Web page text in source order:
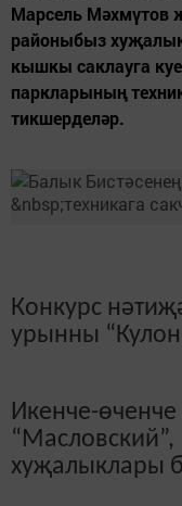
Марсель Мәхмүтов
районыбыз
кышкы саклауга
паркларының
тикшерделәр.
Конкурс
урынны
Икенче-
“Масловский”,
хуҗалыклары